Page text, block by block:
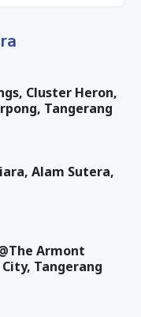
Cluster Heron,
Tangerang
Alam Sutera,
Armont
City, Tangerang